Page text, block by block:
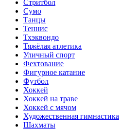
Стритбол
Сумо
Танцы
Теннис
Тхэквондо
Тяжёлая атлетика
Уличный спорт
Фехтование
Фигурное катание
Футбол
Хоккей
Хоккей на траве
Хоккей с мячом
Художественная гимнастика
Шахматы